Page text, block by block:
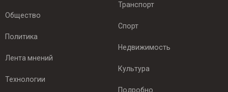
Общество
Политика
Лента мнений
Технологии
Транспорт
Спорт
Недвижимость
Культура
Подробно